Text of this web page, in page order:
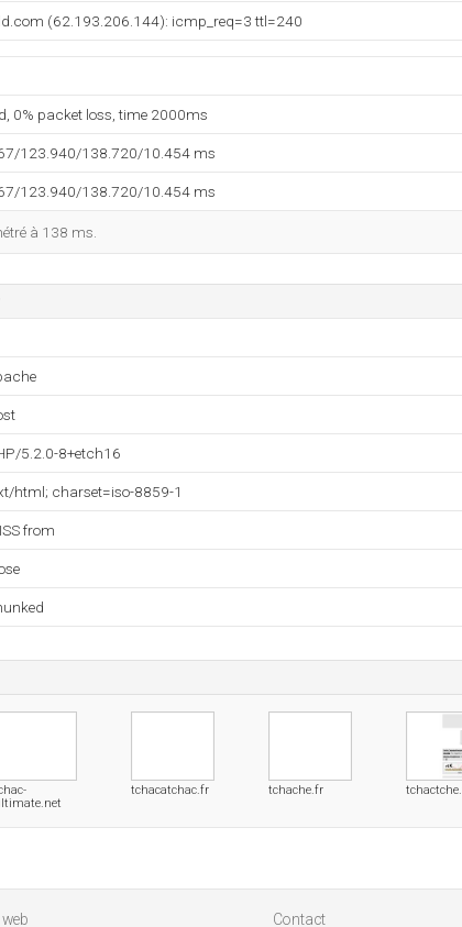
(62.193.206.144): icmp_req=3 ttl=240
0% packet loss, time 2000ms
123.940/138.720/10.454 ms
123.940/138.720/10.454 ms
à 138 ms.
5.2.0-8+etch16
html; charset=iso-8859-1
from
tchacatchac.fr tchache.fr
Contact